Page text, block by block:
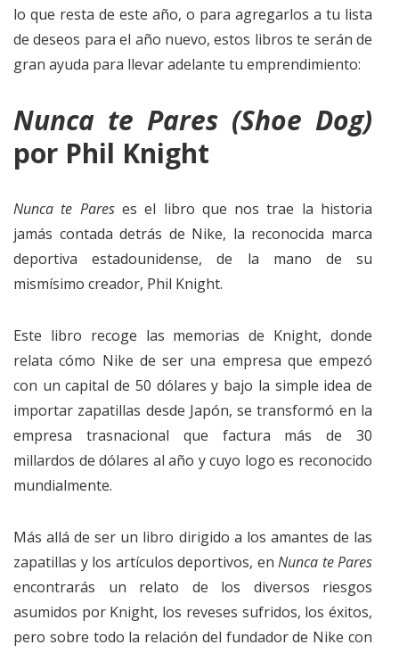
lo que resta de este año, o para agregarlos a tu lista
de deseos para el año nuevo, estos libros te serán de
gran ayuda para llevar adelante tu emprendimiento:
Nunca te Pares (Shoe Dog)
por Phil Knight
Nunca te Pareses el libro que nos trae la historia
jamás contada detrás de Nike, la reconocida marca
deportiva estadounidense, de la mano de su
mismísimo creador, Phil Knight.
Este libro recoge las memorias de Knight, donde
relata cómo Nike de ser una empresa que empezó
con un capital de 50 dólares y bajo la simple idea de
importar zapatillas desde Japón, se transformó en la
empresa trasnacional que factura más de 30
millardos de dólares al año y cuyo logo es reconocido
mundialmente.
Más allá de ser un libro dirigido a los amantes de las
zapatillas y los artículos deportivos, en Nunca te Pares
encontrarás un relato de los diversos riesgos
asumidos por Knight, los reveses sufridos, los éxitos,
pero sobre todo la relación del fundador de Nike con